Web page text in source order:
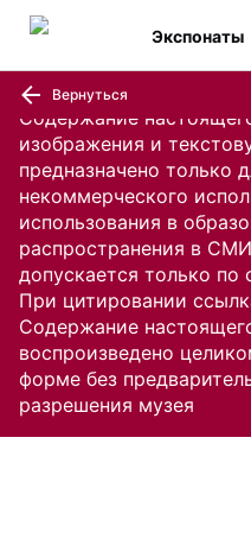
Содержание
изображения и
предназначено только
некоммерческого
использования в
распространения в
допускается только по
При цитировании
Содержание
воспроизведено
форме без
разрешения музея
Экспонаты
Вернуться